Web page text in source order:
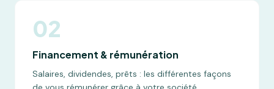
02
Financement & rémunération
Salaires, dividendes, prêts : les différentes façons